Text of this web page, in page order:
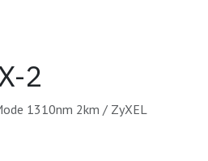
2
1310nm 2km / ZyXEL